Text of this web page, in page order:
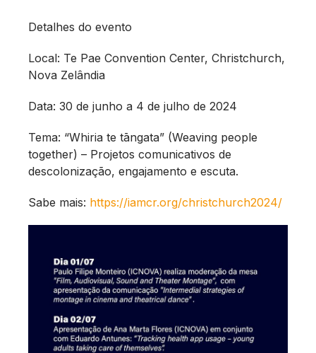
Detalhes do evento
Local: Te Pae Convention Center, Christchurch,
Nova Zelândia
Data: 30 de junho a 4 de julho de 2024
Tema: “Whiria te tāngata” (Weaving people
together) – Projetos comunicativos de
descolonização, engajamento e escuta.
Sabe mais: https://iamcr.org/christchurch2024/